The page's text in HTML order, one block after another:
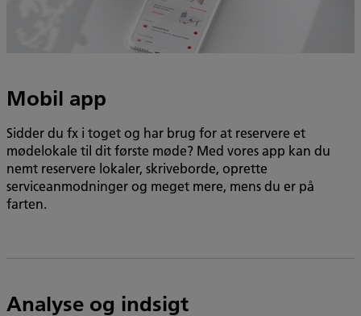
Mobil app
Sidder du fx i toget og har brug for at reservere et
mødelokale til dit første møde? Med vores app kan du
nemt reservere lokaler, skriveborde, oprette
serviceanmodninger og meget mere, mens du er på
farten.
Analyse og indsigt